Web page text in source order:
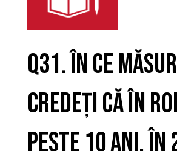
Q31. În ce
credeți că în
peste 10 ani, în